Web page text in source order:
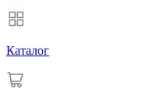
Каталог